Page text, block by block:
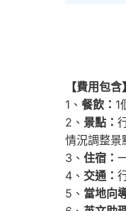
【費用包含】
1、 餐飲： 1
2、 景點：
情況調整景
3、 住宿：
4、 交通：
5、 當地向